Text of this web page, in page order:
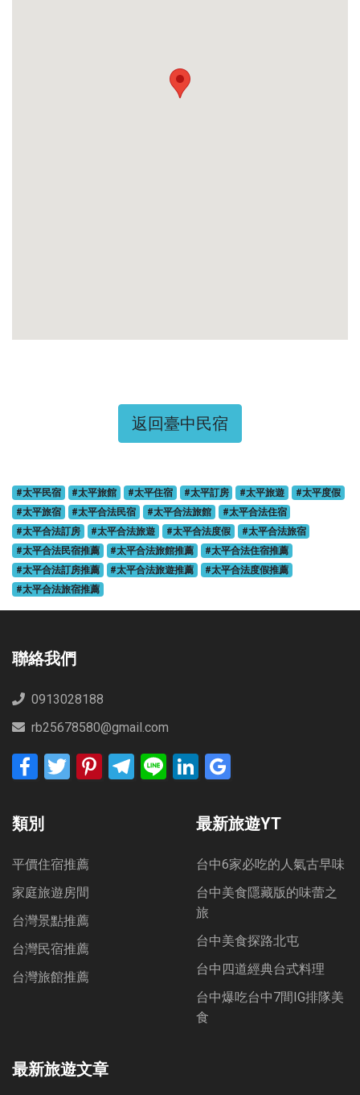
返回臺中民宿
#太平民宿 #太平旅館 #太平住宿 #太平訂房 #太平旅遊
#太平度假
#太平旅宿
#太平合法民宿 #太平合法旅館
#太平合法住宿
#太平合法訂房
#太平合法旅遊 #太平合法度假
#太平合法旅宿
#太平合法民宿推薦
#太平合法旅館推薦
#太平合法住宿推薦
#太平合法訂房推薦
#太平合法旅遊推薦
#太平合法度假推薦
#太平合法旅宿推薦
聯絡我們
0913028188
rb25678580@gmail.com
FacebookTwitter PinterestTelegram
Line LinkedIn
類別
平價住宿推薦
家庭旅遊房間
台灣景點推薦
台灣民宿推薦
台灣旅館推薦
最新旅遊文章
最新旅遊YT
台中6家必吃的人氣古早味
台中美食隱藏版的味蕾之
旅
台中美食探路北屯
台中四道經典台式料理
台中爆吃台中7間IG排隊美
食